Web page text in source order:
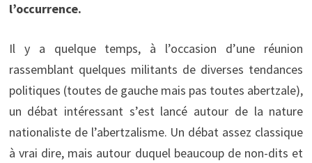
l’occurrence.
Il y a quelque temps, à l’occasion d’une réunion
rassemblant quelques militants de diverses tendances
politiques (toutes de gauche mais pas toutes abertzale),
un débat intéressant s’est lancé autour de la nature
nationaliste de l’abertzalisme. Un débat assez classique
à vrai dire, mais autour duquel beaucoup de non-dits et